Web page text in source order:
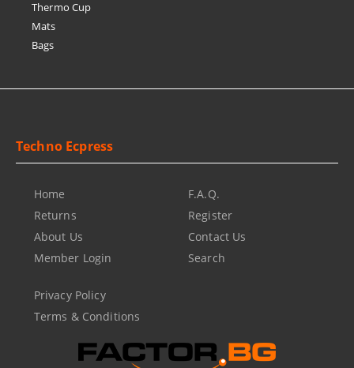
Thermo Cup
Mats
Bags
Techno Ecpress
Home
Returns
About Us
Member Login
F.A.Q.
Register
Contact Us
Search
Privacy Policy
Terms & Conditions